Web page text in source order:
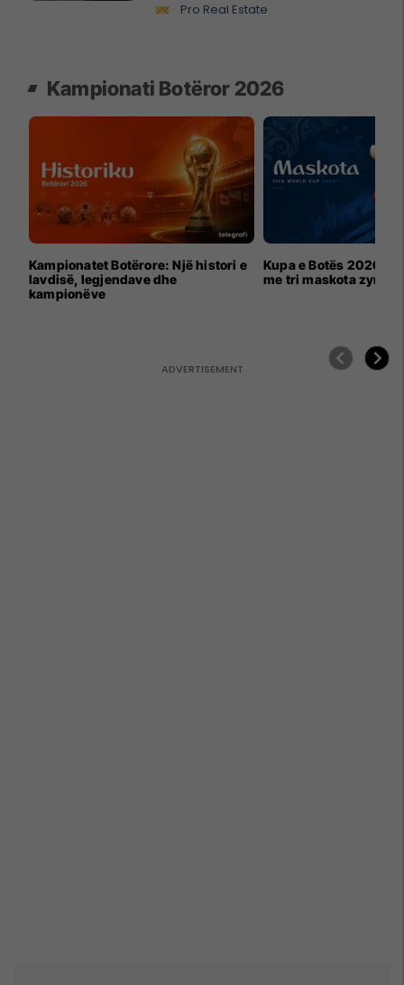
Pro Real Estate
Kampionati Botëror 2026
Kampionatet Botërore: Një histori e
lavdisë, legjendave dhe
kampionëve
Kupa e Botës 2026
me tri maskota zyrtare